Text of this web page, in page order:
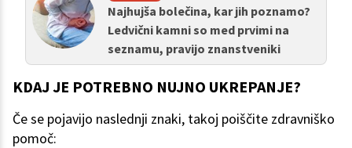
Najhujša bolečina, kar jih poznamo?
Ledvični kamni so med prvimi na
seznamu, pravijo znanstveniki
KDAJ JE POTREBNO NUJNO UKREPANJE?
Če se pojavijo naslednji znaki, takoj poiščite zdravniško
pomoč: